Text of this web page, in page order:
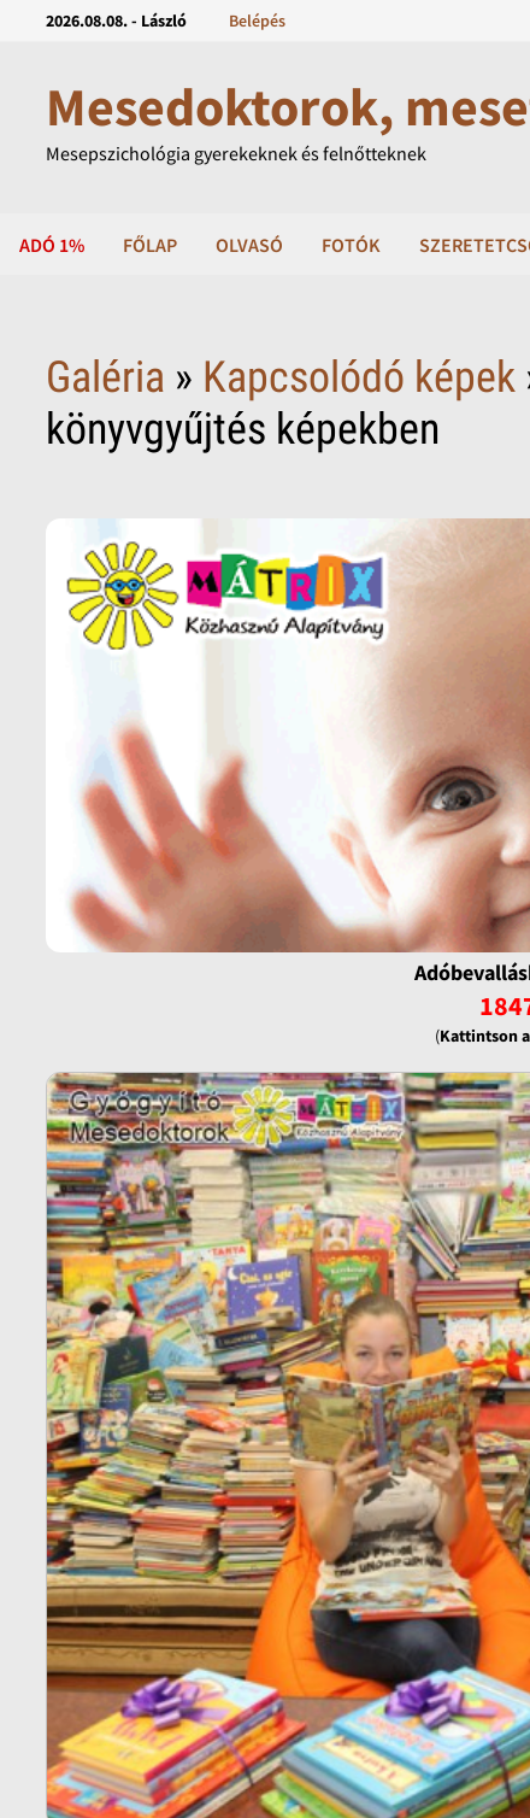
2026.08.08. - László Belépés
Mesedoktorok,
Mesepszichológia gyerekeknek és felnőtteknek
ADÓ 1% FŐLAP OLVASÓ FOTÓK
Galéria » Kapcsolódó képek
könyvgyűjtés képekben
(Kattintson